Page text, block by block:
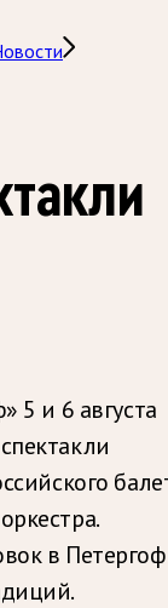
5 и 6 августа
в